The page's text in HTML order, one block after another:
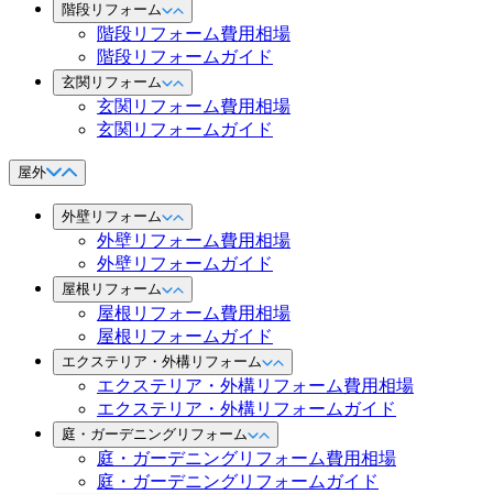
階段リフォーム
階段リフォーム費用相場
階段リフォームガイド
玄関リフォーム
玄関リフォーム費用相場
玄関リフォームガイド
屋外
外壁リフォーム
外壁リフォーム費用相場
外壁リフォームガイド
屋根リフォーム
屋根リフォーム費用相場
屋根リフォームガイド
エクステリア・外構リフォーム
エクステリア・外構リフォーム費用相場
エクステリア・外構リフォームガイド
庭・ガーデニングリフォーム
庭・ガーデニングリフォーム費用相場
庭・ガーデニングリフォームガイド